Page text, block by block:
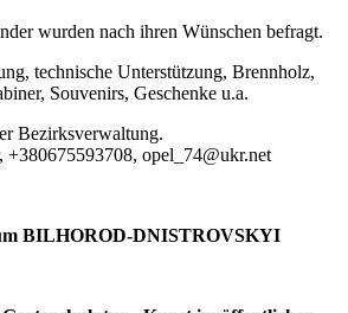
wurden nach ihren Wünschen befragt.
technische Unterstützung, Brennholz,
Souvenirs, Geschenke u.a.
Bezirksverwaltung.
+380675593708, opel_74@ukr.net
BILHOROD-DNISTROVSKYI